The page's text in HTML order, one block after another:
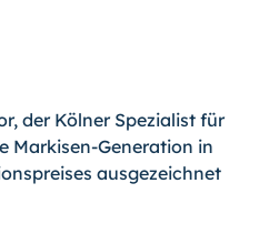
der Kölner Spezialist für
Markisen-Generation in
ausgezeichnet